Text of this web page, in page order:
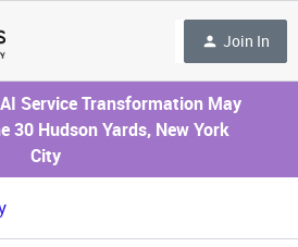
Join In
Service Transformation May
30 Hudson Yards, New York
City